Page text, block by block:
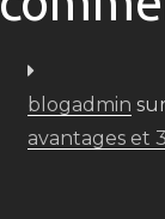
blogadmin sur
avantages et